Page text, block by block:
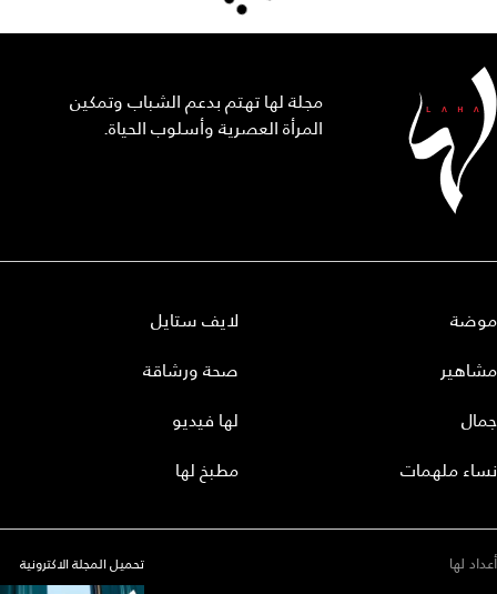
مجلة لها تهتم بدعم الشباب وتمكين
المرأة العصرية وأسلوب الحياة.
موضة
مشاهير
جمال
نساء ملهمات
لايف ستايل
صحة ورشاقة
لها فيديو
مطبخ لها
أعداد لها تحميل المجلة الاكترونية